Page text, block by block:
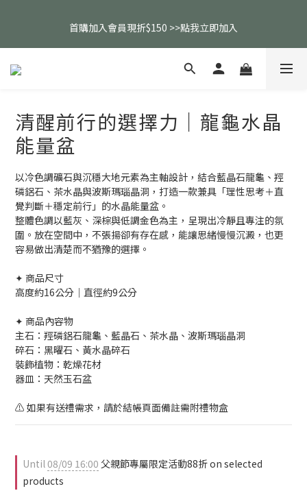
品除外）
首購加入會員現折$150 >>點我立即加入
全館消費滿$2000免運（僅限配送台灣地區）
父親節活動｜指定品項任選兩件88折（礦標｜高品水晶｜客製化商
品除外）
清醒前行的選擇力｜龍龜水晶
能量盆
以冷色調礦石與沉穩大地元素為主軸設計，結合藍晶石龍龜、羥
磷鋁石、茶水晶與波斯瑪瑙晶洞，打造一款兼具「理性思考＋直
覺判斷＋穩定前行」的水晶能量盆。
整體色調以藍灰、深棕與低調金色為主，呈現出冷靜且專注的氛
圍。放在空間中，不張揚卻有存在感，能讓思緒慢慢沉澱，也更
容易做出清楚而不猶豫的選擇。
✦ 商品尺寸
高度約16公分｜直徑約9公分
✦ 商品內容物
主石：羥磷鋁石龍龜、藍晶石、茶水晶、波斯瑪瑙晶洞
碎石：黑曜石、黃水晶碎石
裝飾植物：乾燥花材
器皿：天然玉石盆
⚠️ 如果有送禮需求，請於結帳頁面備註需附禮物盒
Until08/09 16:00 父親節專屬限定活動88折 on selected
products